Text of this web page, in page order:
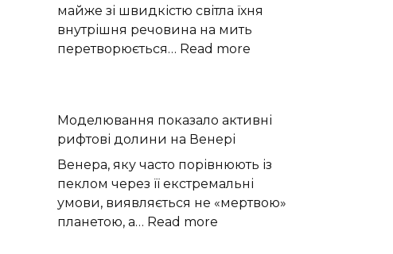
буде
погода
на
майже зі швидкістю світла їхня
внутрішня речовина на мить
перетворюється… Read more
прискорення
ядерному
вогняному
шарі
Моделювання показало активні
рифтові долини на Венері
Венера, яку часто порівнюють із
пеклом через її екстремальні
умови, виявляється не «мертвою»
планетою, а… Read more